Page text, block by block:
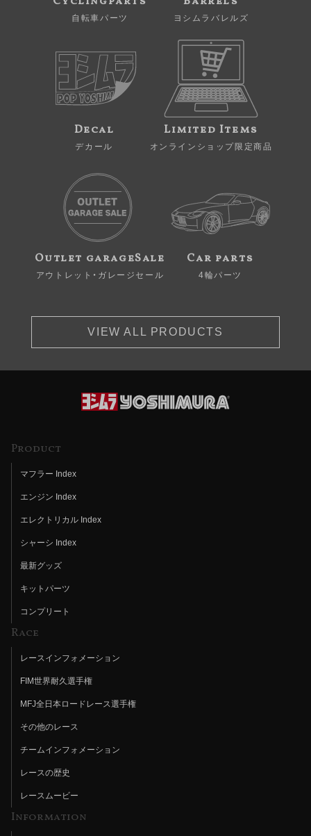
自転車パーツ ヨシムラバレルズ
Decal
デカール
Limited Items
オンラインショップ限定商品
Outlet garageSale
アウトレット・ガレージセール
Car parts
4輪パーツ
VIEW ALL PRODUCTS
Product
マフラー Index
エンジン Index
エレクトリカル Index
シャーシ Index
最新グッズ
キットパーツ
コンプリート
Race
レースインフォメーション
FIM世界耐久選手権
MFJ全日本ロードレース選手権
その他のレース
チームインフォメーション
レースの歴史
レースムービー
Information